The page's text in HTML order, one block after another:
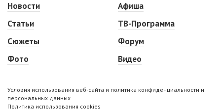
Новости
Статьи
Сюжеты
Фото
Афиша
ТВ-Программа
Форум
Видео
Условия использования веб-сайта и политика конфиденциальности и
персональных данных
Политика использования cookies